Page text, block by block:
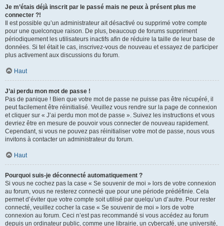
Je m’étais déjà inscrit par le passé mais ne peux à présent plus me
connecter ?!
Il est possible qu’un administrateur ait désactivé ou supprimé votre compte
pour une quelconque raison. De plus, beaucoup de forums suppriment
périodiquement les utilisateurs inactifs afin de réduire la taille de leur base de
données. Si tel était le cas, inscrivez-vous de nouveau et essayez de participer
plus activement aux discussions du forum.
Haut
J’ai perdu mon mot de passe !
Pas de panique ! Bien que votre mot de passe ne puisse pas être récupéré, il
peut facilement être réinitialisé. Veuillez vous rendre sur la page de connexion
et cliquer sur « J’ai perdu mon mot de passe ». Suivez les instructions et vous
devriez être en mesure de pouvoir vous connecter de nouveau rapidement.
Cependant, si vous ne pouvez pas réinitialiser votre mot de passe, nous vous
invitons à contacter un administrateur du forum.
Haut
Pourquoi suis-je déconnecté automatiquement ?
Si vous ne cochez pas la case « Se souvenir de moi » lors de votre connexion
au forum, vous ne resterez connecté que pour une période prédéfinie. Cela
permet d’éviter que votre compte soit utilisé par quelqu’un d’autre. Pour rester
connecté, veuillez cocher la case « Se souvenir de moi » lors de votre
connexion au forum. Ceci n’est pas recommandé si vous accédez au forum
depuis un ordinateur public, comme une librairie, un cybercafé, une université,